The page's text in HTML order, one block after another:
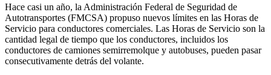
Hace casi un año, la Administración Federal de Seguridad de
Autotransportes (FMCSA) propuso nuevos límites en las Horas de
Servicio para conductores comerciales. Las Horas de Servicio son la
cantidad legal de tiempo que los conductores, incluidos los
conductores de camiones semirremolque y autobuses, pueden pasar
consecutivamente detrás del volante.